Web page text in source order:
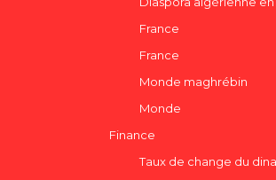
France
France
Monde maghrébin
Monde
Finance
Taux de change du